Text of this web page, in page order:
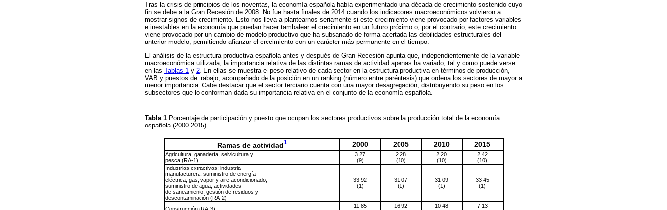
Tras la crisis de principios de los noventas, la economía española había experimentado una década de crecimiento sostenido cuyo
fin se debe a la Gran Recesión de 2008. No fue hasta finales de 2014 cuando los indicadores macroeconómicos volvieron a
mostrar signos de crecimiento. Esto nos lleva a plantearnos seriamente si este crecimiento viene provocado por factores variables
e inestables en la economía que puedan hacer tambalear el crecimiento en un futuro próximo o, por el contrario, este crecimiento
viene provocado por un cambio de modelo productivo que ha subsanado de forma acertada las debilidades estructurales del
anterior modelo, permitiendo afianzar el crecimiento con un carácter más permanente en el tiempo.
El análisis de la estructura productiva española antes y después de Gran Recesión apunta que, independientemente de la variable
macroeconómica utilizada, la importancia relativa de las distintas ramas de actividad apenas ha variado, tal y como puede verse
en las Tablas 1 y 2 . En ellas se muestra el peso relativo de cada sector en la estructura productiva en términos de producción,
VAB y puestos de trabajo, acompañado de la posición en un ranking (número entre paréntesis) que ordena los sectores de mayor a
menor importancia. Cabe destacar que el sector terciario cuenta con una mayor desagregación, distribuyendo su peso en los
subsectores que lo conforman dada su importancia relativa en el conjunto de la economía española.
Tabla 1 Porcentaje de participación y puesto que ocupan los sectores productivos sobre la producción total de la economía
española (2000-2015)
Ramas de actividad1 2000 2005 2010 2015
Agricultura, ganadería, selvicultura y
pesca (RA-1)
3 27
(9)
2 28
(10)
2 20
(10)
2 42
(10)
Industrias extractivas; industria
manufacturera; suministro de energía
eléctrica, gas, vapor y aire acondicionado;
suministro de agua, actividades
de saneamiento, gestión de residuos y
descontaminación (RA-2)
33 92
(1)
31 07
(1)
31 09
(1)
33 45
(1)
Construcción (RA-3)
11 85
16 92
10 48
7 13